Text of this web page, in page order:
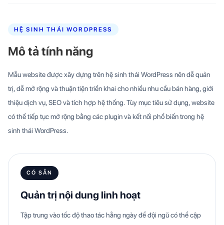
HỆ SINH THÁI WORDPRESS
Mô tả tính năng
Mẫu website được xây dựng trên hệ sinh thái WordPress nên dễ quản
trị, dễ mở rộng và thuận tiện triển khai cho nhiều nhu cầu bán hàng, giới
thiệu dịch vụ, SEO và tích hợp hệ thống. Tùy mục tiêu sử dụng, website
có thể tiếp tục mở rộng bằng các plugin và kết nối phổ biến trong hệ
sinh thái WordPress.
CÓ SẴN
Quản trị nội dung linh hoạt
Tập trung vào tốc độ thao tác hằng ngày để đội ngũ có thể cập